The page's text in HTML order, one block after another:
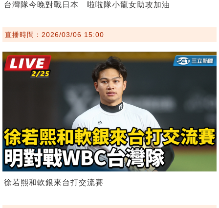
台灣隊今晚對戰日本 啦啦隊小龍女助攻加油
直播時間：2026/03/06 15:00
徐若熙和軟銀來台打交流賽